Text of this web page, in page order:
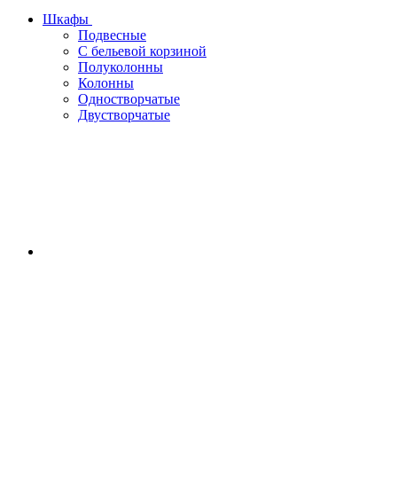
Шкафы
Подвесные
С бельевой корзиной
Полуколонны
Колонны
Одностворчатые
Двустворчатые